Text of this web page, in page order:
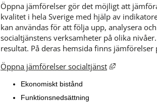
Öppna jämförelser gör det möjligt att
kvalitet i hela Sverige med hjälp av
kan användas för att följa upp, analysera
socialtjänstens verksamheter på olika
resultat. På deras hemsida finns
Öppna jämförelser socialtjänst
Länk till
Ekonomiskt bistånd
Funktionsnedsättning